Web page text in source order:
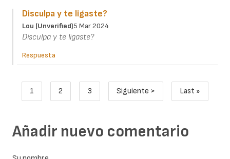
Disculpa y te ligaste?
Lou (unverified)5 Mar 2024
Disculpa y te ligaste?
Respuesta
Paginación
Página actual
1
Page
2
Page
3
Siguiente página
Siguiente >
Última
Last »
Añadir nuevo comentario